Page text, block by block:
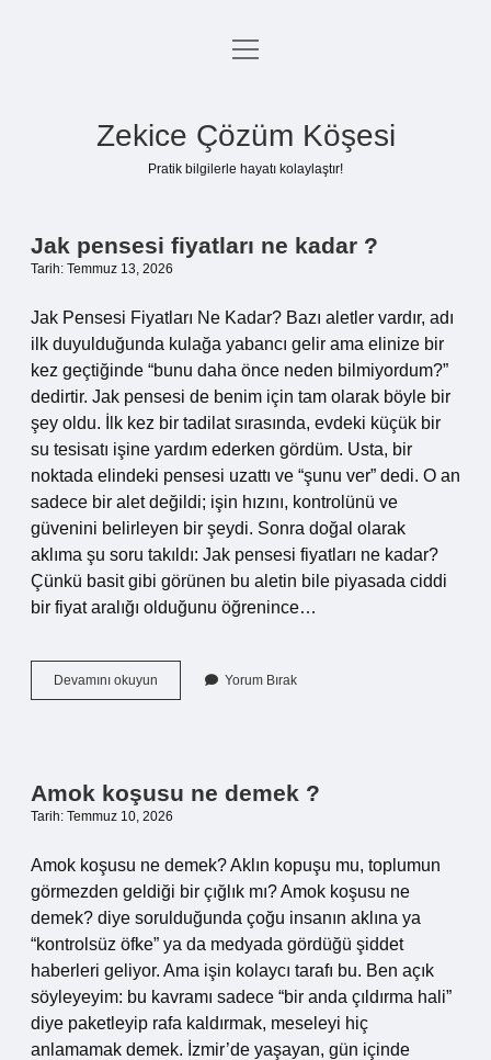
Anasayfa
Yasal Uyarı
menüyü
Zekice Çözüm Köşesi
Pratik bilgilerle hayatı kolaylaştır!
Zekice
Çözüm
Köşesi
Yazılar
Jak pensesi fiyatları ne kadar ?
Tarih: Temmuz 13, 2026
Jak Pensesi Fiyatları Ne Kadar? Bazı aletler vardır, adı
ilk duyulduğunda kulağa yabancı gelir ama elinize bir
kez geçtiğinde “bunu daha önce neden bilmiyordum?”
dedirtir. Jak pensesi de benim için tam olarak böyle bir
şey oldu. İlk kez bir tadilat sırasında, evdeki küçük bir
su tesisatı işine yardım ederken gördüm. Usta, bir
noktada elindeki pensesi uzattı ve “şunu ver” dedi. O an
sadece bir alet değildi; işin hızını, kontrolünü ve
güvenini belirleyen bir şeydi. Sonra doğal olarak
aklıma şu soru takıldı: Jak pensesi fiyatları ne kadar?
Çünkü basit gibi görünen bu aletin bile piyasada ciddi
bir fiyat aralığı olduğunu öğrenince…
Devamını okuyun
pensesi
Yorum Bırak
Amok koşusu ne demek ?
Tarih: Temmuz 10, 2026
Amok koşusu ne demek? Aklın kopuşu mu, toplumun
görmezden geldiği bir çığlık mı? Amok koşusu ne
demek? diye sorulduğunda çoğu insanın aklına ya
“kontrolsüz öfke” ya da medyada gördüğü şiddet
haberleri geliyor. Ama işin kolaycı tarafı bu. Ben açık
söyleyeyim: bu kavramı sadece “bir anda çıldırma hali”
diye paketleyip rafa kaldırmak, meseleyi hiç
anlamamak demek. İzmir’de yaşayan, gün içinde